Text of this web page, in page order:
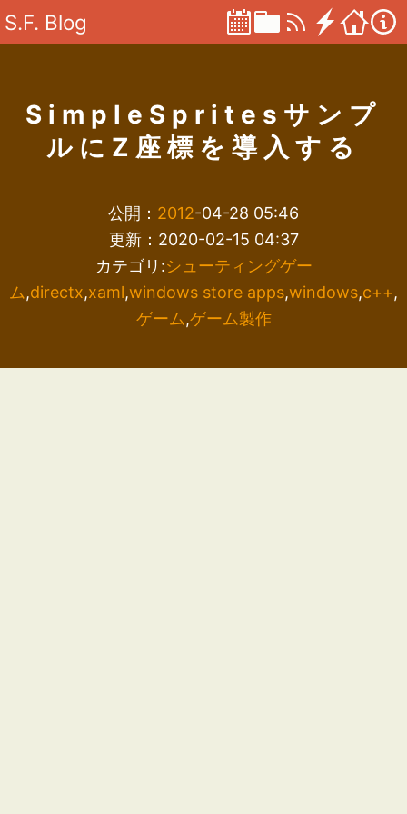
S.F. Blog
SimpleSpritesサンプ
ルにZ座標を導入する
公開： 2012-04-28 05:46
更新：2020-02-15 04:37
カテゴリ:シューティングゲー
ム,directx,xaml,windows store apps,windows,c++,
ゲーム,ゲーム製作